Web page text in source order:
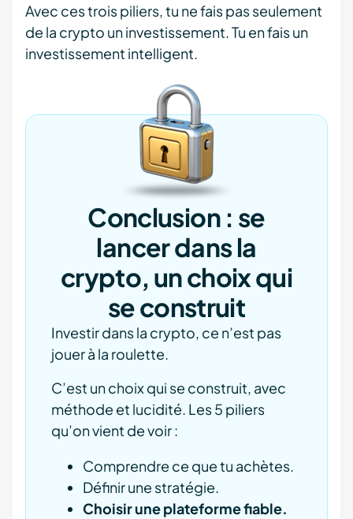
Avec ces trois piliers, tu ne fais pas seulement
de la crypto un investissement. Tu en fais un
investissement intelligent.
Conclusion : se
lancer dans la
crypto, un choix qui
se construit
Investir dans la crypto, ce n’est pas
jouer à la roulette.
C’est un choix qui se construit, avec
méthode et lucidité. Les 5 piliers
qu’on vient de voir :
Comprendre ce que tu achètes.
Définir une stratégie.
Choisir une plateforme fiable.